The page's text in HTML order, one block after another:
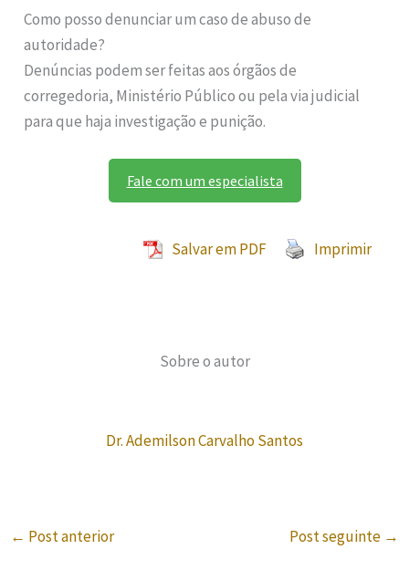
Como posso denunciar um caso de abuso de
autoridade?
Denúncias podem ser feitas aos órgãos de
corregedoria, Ministério Público ou pela via judicial
para que haja investigação e punição.
Fale com um especialista
Salvar em PDF Imprimir
Sobre o autor
Dr. Ademilson Carvalho Santos
← Post anterior Post seguinte →